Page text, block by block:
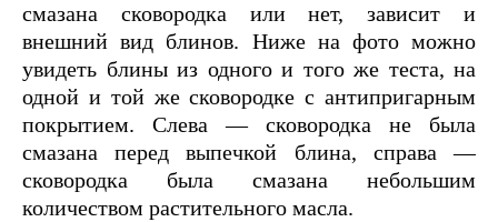
смазана сковородка или нет, зависит и
внешний вид блинов. Ниже на фото можно
увидеть блины из одного и того же теста, на
одной и той же сковородке с антипригарным
покрытием. Слева — сковородка не была
смазана перед выпечкой блина, справа —
сковородка была смазана небольшим
количеством растительного масла.